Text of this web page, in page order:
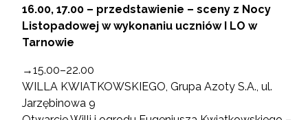
16.00, 17.00 – przedstawienie – sceny z Nocy
Listopadowej w wykonaniu uczniów I LO w
Tarnowie
→15.00–22.00
WILLA KWIATKOWSKIEGO, Grupa Azoty S.A., ul.
Jarzębinowa 9